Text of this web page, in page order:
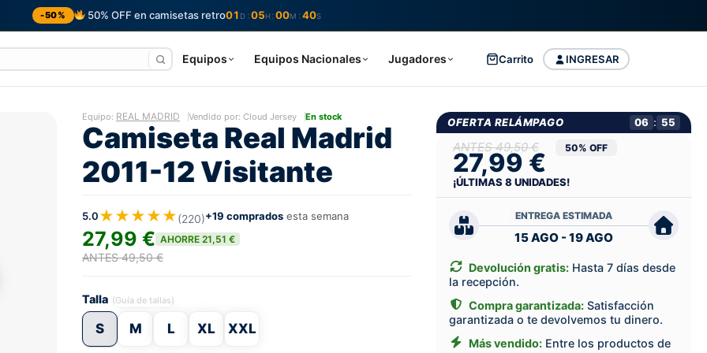
-50% 50% OFF en camisetas retro01 D :05H :00M :39S
Equipos Equipos Nacionales Jugadores INGRESAR
Carrito
Equipo: REAL MADRID Vendido por: Cloud Jersey En stock
Camiseta Real Madrid
2011-12 Visitante
5.0★★★★★(220)+19 comprados esta semana
27,99 € AHORRE 21,51 €
ANTES 49,50 €
Talla (Guía de tallas)
S M L XL XXL
OFERTA RELÁMPAGO 06 : 54
49,50 €
27,99 € 50% OFF
¡ÚLTIMAS8UNIDADES!
ENTREGA ESTIMADA
15 AGO - 19 AGO
Devolución gratis: Hasta 7 días desde
la recepción.
Compra garantizada: Satisfacción
garantizada o te devolvemos tu dinero.
Más vendido: Entre los productos de